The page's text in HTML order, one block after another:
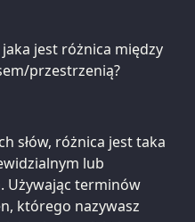
jest różnica między
przestrzenią?
słów, różnica jest taka
lub
Używając terminów
którego nazywasz